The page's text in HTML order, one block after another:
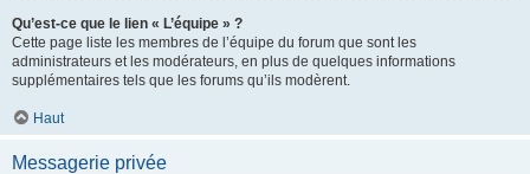
Qu’est-ce que le lien « L’équipe » ?
Cette page liste les membres de l’équipe du forum que sont les
administrateurs et les modérateurs, en plus de quelques informations
supplémentaires tels que les forums qu’ils modèrent.
Haut
Messagerie privée